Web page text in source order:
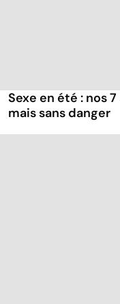
Sexe en été : nos
mais sans danger